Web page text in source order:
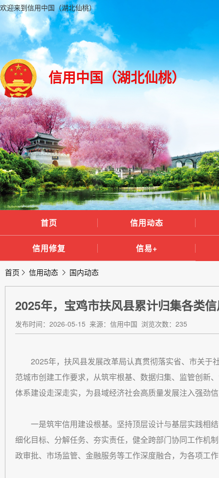
欢迎来到信用中国（湖北仙桃）
信用中国（湖北仙桃）
首页 信用动态
信用修复 信易+
首页 信用动态 国内动态
2025年，宝鸡市扶风县累计归集各类
发布时间：2026-05-15 来源：信用中国 浏览次数：235
2025年，扶风县发展改革局认真贯彻落实省、市关于
范城市创建工作要求，从筑牢根基、数据归集、监管创新
体系建设走深走实，为县域经济社会高质量发展注入强劲
一是筑牢信用建设根基。坚持顶层设计与基层实践相
细化目标、分解任务、夯实责任，健全跨部门协同工作机
政审批、市场监管、金融服务等工作深度融合，为各项工